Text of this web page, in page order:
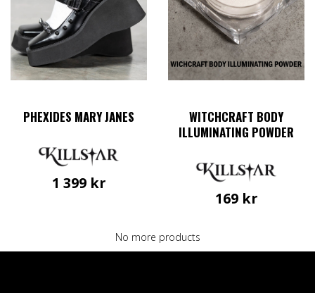
väljas
på
produktsidan
PHEXIDES MARY JANES
1 399 kr
WITCHCRAFT BODY
ILLUMINATING POWDER
169 kr
No more products